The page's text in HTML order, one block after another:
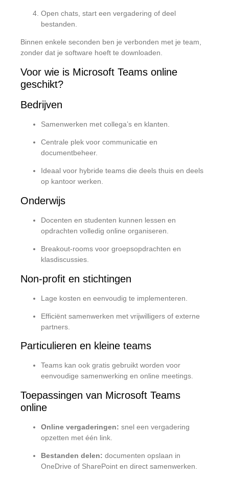
Open chats, start een vergadering of deel
bestanden.
Binnen enkele seconden ben je verbonden met je team,
zonder dat je software hoeft te downloaden.
Voor wie is Microsoft Teams online
geschikt?
Bedrijven
Samenwerken met collega’s en klanten.
Centrale plek voor communicatie en
documentbeheer.
Ideaal voor hybride teams die deels thuis en deels
op kantoor werken.
Onderwijs
Docenten en studenten kunnen lessen en
opdrachten volledig online organiseren.
Breakout-rooms voor groepsopdrachten en
klasdiscussies.
Non-profit en stichtingen
Lage kosten en eenvoudig te implementeren.
Efficiënt samenwerken met vrijwilligers of externe
partners.
Particulieren en kleine teams
Teams kan ook gratis gebruikt worden voor
eenvoudige samenwerking en online meetings.
Toepassingen van Microsoft Teams
online
Online vergaderingen: snel een vergadering
opzetten met één link.
Bestanden delen: documenten opslaan in
OneDrive of SharePoint en direct samenwerken.